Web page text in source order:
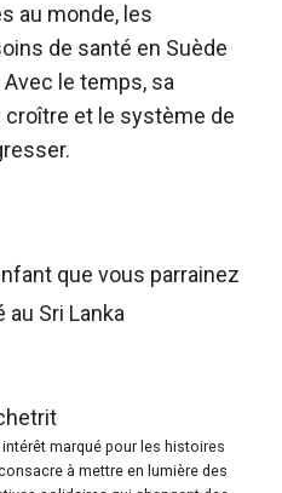
au monde, les
de santé en Suède
le temps, sa
et le système de
que vous parrainez
Sri Lanka
marqué pour les histoires
à mettre en lumière des